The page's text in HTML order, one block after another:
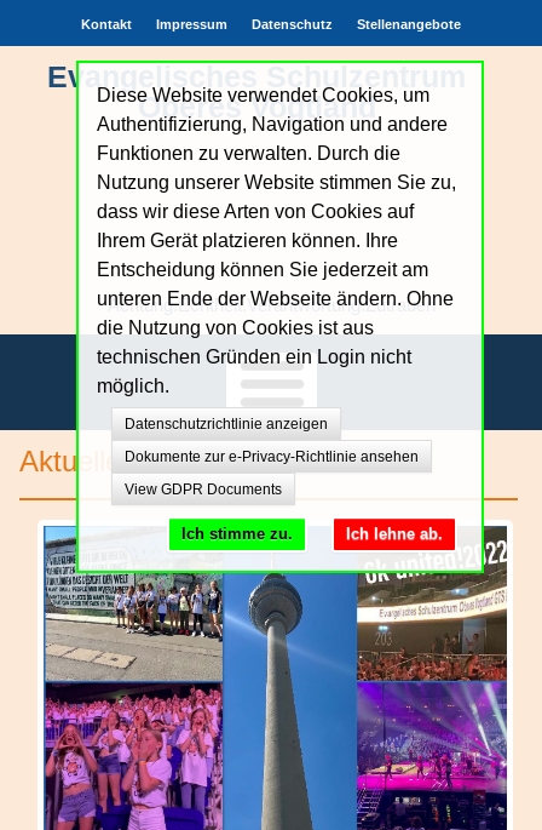
Evangelisches Schulzentrum
Oberes Vogtland
Achtung.Echtheit.Verantwortung.Zutrauen
Kontakt Impressum Datenschutz Stellenangebote
Unsere Schule
Bildungsangebote
Schulgemeinschaft
Schulorganisation
Aktuelles
Diese Website verwendet Cookies, um
Authentifizierung, Navigation und andere
Funktionen zu verwalten. Durch die
Nutzung unserer Website stimmen Sie zu,
dass wir diese Arten von Cookies auf
Ihrem Gerät platzieren können. Ihre
Entscheidung können Sie jederzeit am
unteren Ende der Webseite ändern. Ohne
die Nutzung von Cookies ist aus
technischen Gründen ein Login nicht
möglich.
Datenschutzrichtlinie anzeigen
Dokumente zur e-Privacy-Richtlinie ansehen
View GDPR Documents
Ich lehne ab.
Ich stimme zu.